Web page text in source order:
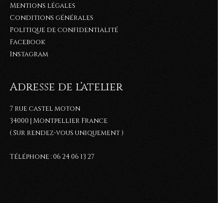
Mentions légales
Conditions générales
Politique de confidentialité
Facebook
Instagram
Adresse de l’atelier
7 rue castel moton
34000 | Montpellier France
( Sur rendez-vous uniquement )
Téléphone : 06 24 06 13 27